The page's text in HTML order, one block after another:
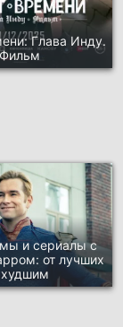
Глава Инду.
Фильм
и сериалы с
от лучших
худшим